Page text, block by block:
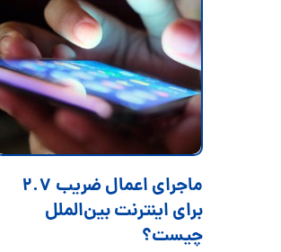
ماجرای اعمال ضریب ۲.۷
برای اینترنت بین‌الملل
چیست؟